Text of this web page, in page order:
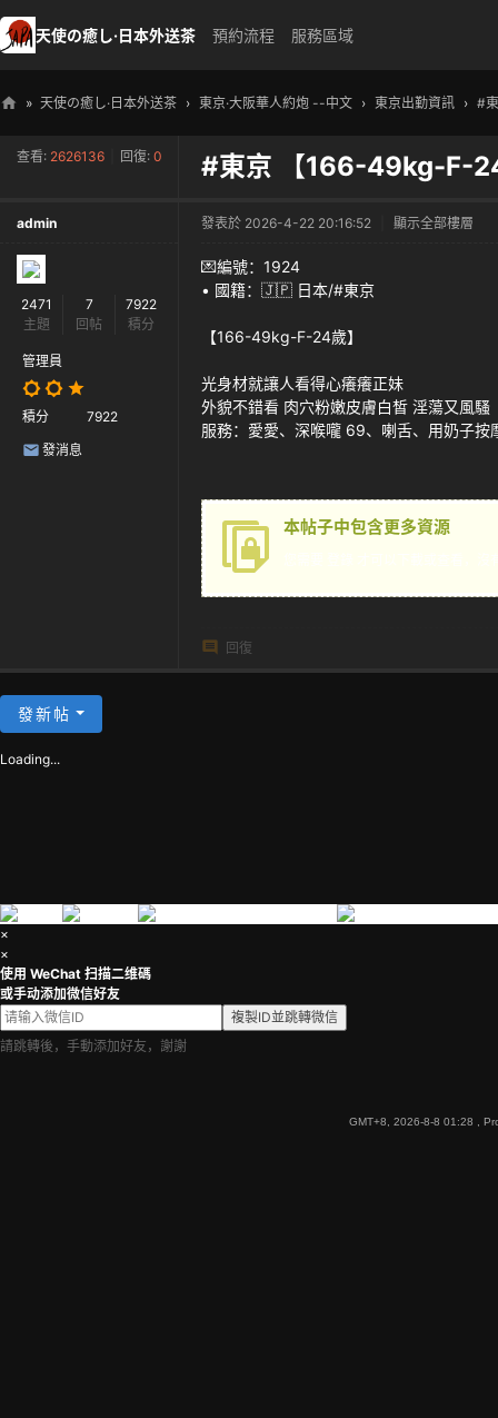
天使の癒し·日本外送茶 預約流程 服務區域
癒
» 天使の癒し·日本外送茶 › 東京·大阪華人約炮 --中文 › 東京出勤資訊 › #
查看: 2626136 回復: 0 #東京 【166-49kg-F-
admin
2471
主題
7
回帖
7922
積分
管理員
積分 7922
發消息
發表於 2026-4-22 20:16:52 顯示全部樓層
💌編號：1924
• 國籍：🇯🇵 日本/#東京
【166-49kg-F-24歲】
光身材就讓人看得心癢癢正妹
外貌不錯看 肉穴粉嫩皮膚白皙 淫蕩又風騷
服務：愛愛、深喉嚨 69、喇舌、用奶子按
本帖子中包含更多資源
回復
發新帖
Loading...
×
×
使用 WeChat 扫描二维碼
或手动添加微信好友
複製ID並跳轉微信
請跳轉後，手動添加好友，謝謝
GMT+8, 2026-8-8 01:28 ,